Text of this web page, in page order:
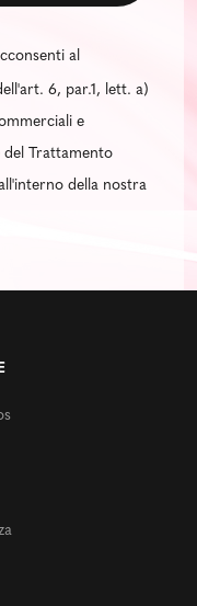
al
6, par.1, lett. a)
e
del Trattamento
della nostra